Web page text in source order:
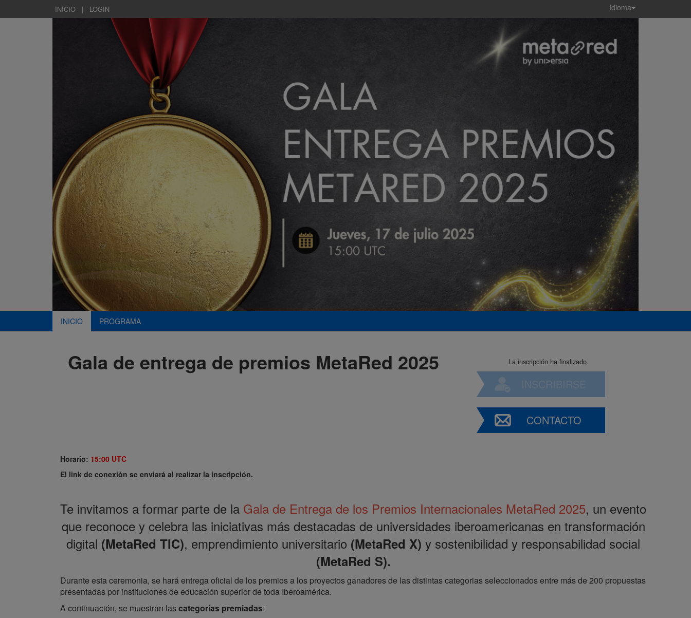
INICIO | LOGIN Idioma
INICIO PROGRAMA
Gala de entrega de premios MetaRed 2025 La inscripción ha finalizado.
CONTACTO
Horario: 15:00 UTC
El link de conexión se enviará al realizar la inscripción.
Te invitamos a formar parte de la Gala de Entrega de los Premios Internacionales MetaRed 2025, un evento
que reconoce y celebra las iniciativas más destacadas de universidades iberoamericanas en transformación
digital (MetaRed TIC), emprendimiento universitario (MetaRed X) y sostenibilidad y responsabilidad social
(MetaRed S).
Durante esta ceremonia, se hará entrega oficial de los premios a los proyectos ganadores de las distintas categorias seleccionados entre más de 200 propuestas
presentadas por instituciones de educación superior de toda Iberoamérica.
A continuación, se muestran lascategorías premiadas: